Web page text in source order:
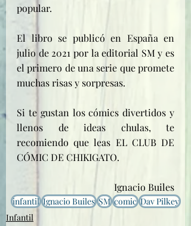
popular.
El libro se publicó en España en
julio de 2021 por la editorial SM y es
el primero de una serie que promete
muchas risas y sorpresas.
Si te gustan los cómics divertidos y
llenos de ideas chulas, te
recomiendo que leas EL CLUB DE
CÓMIC DE CHIKIGATO.
Ignacio Builes
infantil Ignacio Builes SM comic Dav Pilkey
Infantil